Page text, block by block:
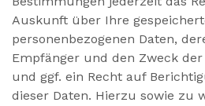
Auskunft über Ihre
personenbezogenen Daten,
Empfänger und den Zweck
und ggf. ein Recht auf
dieser Daten. Hierzu sowie zu